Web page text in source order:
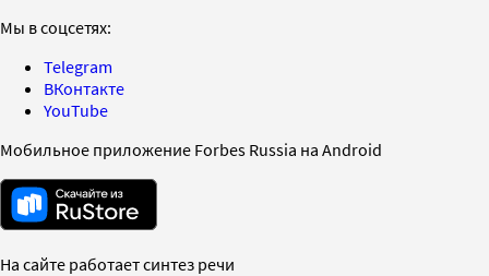
Мы в соцсетях:
Telegram
ВКонтакте
YouTube
Мобильное приложение Forbes Russia на Android
На сайте работает синтез речи